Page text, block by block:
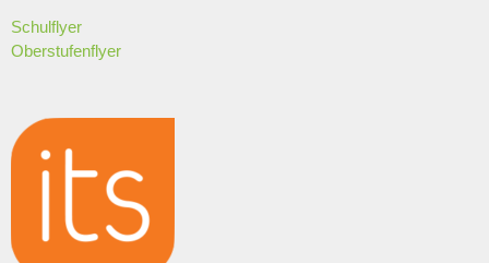
Schulflyer
Oberstufenflyer